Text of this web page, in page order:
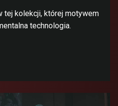
tej kolekcji, której motywem
technologia.